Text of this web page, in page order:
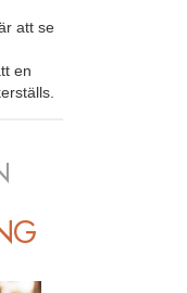
att se
en